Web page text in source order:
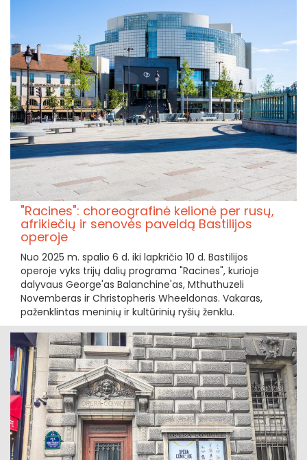
"Racines": choreografinė kelionė per rusų,
afrikiečių ir senovės paveldą Bastilijos
operoje
Nuo 2025 m. spalio 6 d. iki lapkričio 10 d. Bastilijos
operoje vyks trijų dalių programa "Racines", kurioje
dalyvaus George'as Balanchine'as, Mthuthuzeli
Novemberas ir Christopheris Wheeldonas. Vakaras,
paženklintas meninių ir kultūrinių ryšių ženklu.